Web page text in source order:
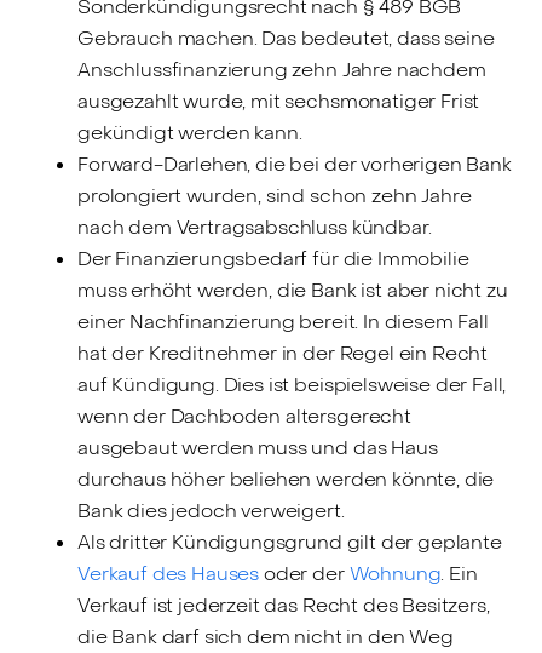
Sonderkündigungsrecht nach § 489 BGB
Gebrauch machen. Das bedeutet, dass seine
Anschlussfinanzierung zehn Jahre nachdem
ausgezahlt wurde, mit sechsmonatiger Frist
gekündigt werden kann.
Forward-Darlehen, die bei der vorherigen Bank
prolongiert wurden, sind schon zehn Jahre
nach dem Vertragsabschluss kündbar.
Der Finanzierungsbedarf für die Immobilie
muss erhöht werden, die Bank ist aber nicht zu
einer Nachfinanzierung bereit. In diesem Fall
hat der Kreditnehmer in der Regel ein Recht
auf Kündigung. Dies ist beispielsweise der Fall,
wenn der Dachboden altersgerecht
ausgebaut werden muss und das Haus
durchaus höher beliehen werden könnte, die
Bank dies jedoch verweigert.
Als dritter Kündigungsgrund gilt der geplante
Verkauf des Hausesoder derWohnung. Ein
Verkauf ist jederzeit das Recht des Besitzers,
die Bank darf sich dem nicht in den Weg